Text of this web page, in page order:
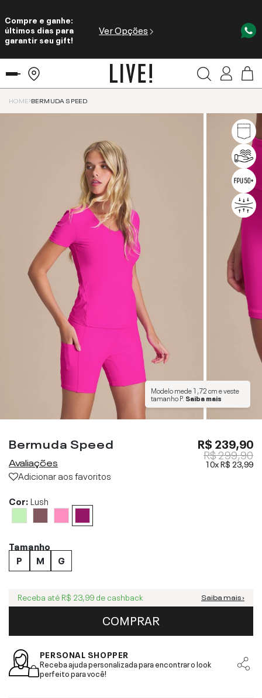
Compre e ganhe:
últimos dias para
garantir seu gift!
Ver Opções
HOME BERMUDA SPEED
Modelo mede1,72 cme veste
tamanhoP. Saiba mais
Bermuda Speed
Avaliações
Adicionar aos favoritos
R$ 239,90
R$ 299,90
10xR$ 23,99
Cor:Lush
Tamanho
P
M G
Receba até R$ 23,99 de cashback Saiba mais ›
COMPRAR
PERSONAL SHOPPER
Receba ajuda personalizada para encontrar o look
perfeito para você!